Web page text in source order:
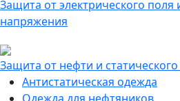
Защита от электрического поля
напряжения
Защита от нефти и статического
Антистатическая одежда